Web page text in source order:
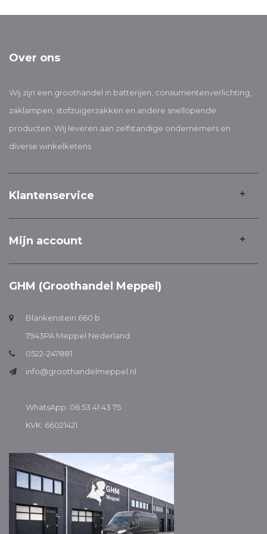
Over ons
Wij zijn een groothandel in batterijen, consumentenverlichting,
zaklampen, stofzuigerzakken en andere snellopende
producten. Wij leveren aan zelfstandige ondernemers en
diverse winkelketens
Klantenservice
Mijn account
GHM (Groothandel Meppel)
Blankenstein 660 b
7943PA Meppel Nederland
0522-247881
info@groothandelmeppel.nl
WhatsApp: 06 53 41 43 75
KVK: 66021421